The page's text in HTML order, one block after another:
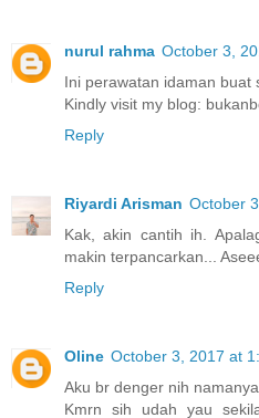
nurul rahma October 3,
Ini perawatan idaman buat
Kindly visit my blog:
Reply
Riyardi Arisman October
Kak, akin cantih ih.
makin terpancarkan...
Reply
Oline October 3, 2017 at
Aku br denger nih
Kmrn sih udah yau